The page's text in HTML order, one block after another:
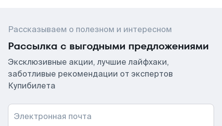
Рассказываем о полезном и интересном
Рассылка с выгодными предложениями
Эксклюзивные акции, лучшие лайфхаки,
заботливые рекомендации от экспертов
Купибилета
Электронная почта